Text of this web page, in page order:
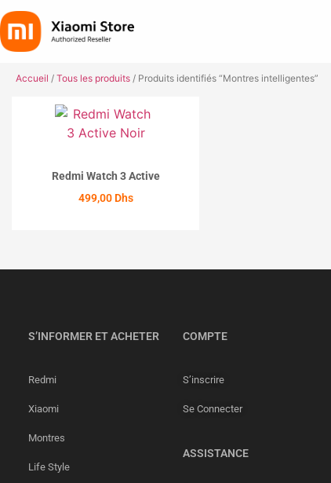
Accueil / Tous les produits / Produits identifiés “Montres intelligentes”
Redmi Watch 3 Active
499,00 Dhs
S’INFORMER ET ACHETER
Redmi
Xiaomi
Montres
Life Style
COMPTE
S’inscrire
Se Connecter
ASSISTANCE